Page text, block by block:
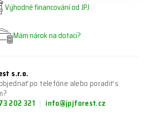
Výhodné financování od JPJ
Mám nárok na dotaci?
s.r.o.
po telefóne alebo poradiť s
202 321
info@jpjforest.cz